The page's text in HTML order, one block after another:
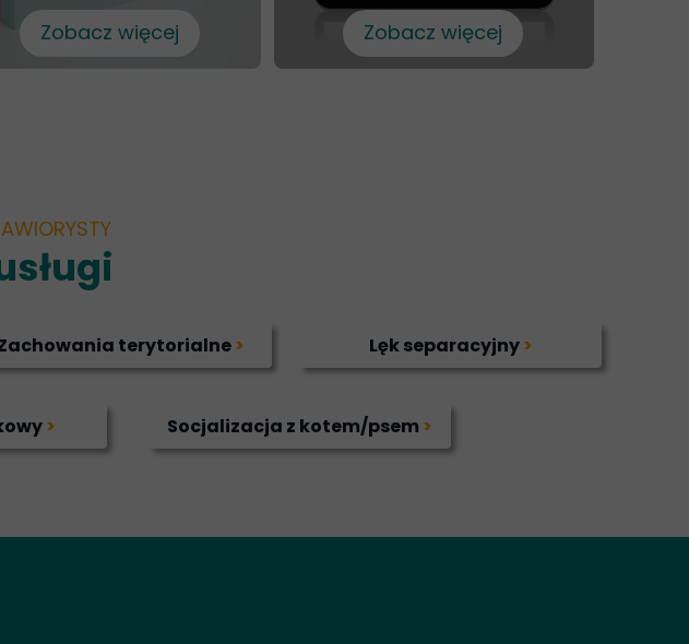
Zobacz więcej
Zobacz więcej
Socjalizacja z kotem/psem >
>
terytorialne> Lęk separacyjny>